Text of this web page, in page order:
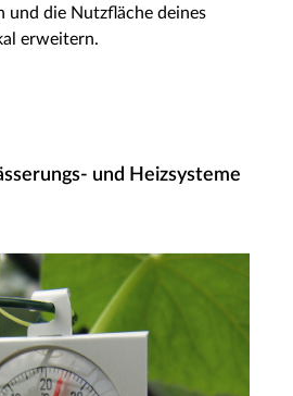
und die Nutzfläche deines
erweitern.
und Heizsysteme